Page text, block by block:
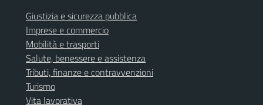
Giustizia e sicurezza pubblica
Imprese e commercio
Mobilità e trasporti
Salute, benessere e assistenza
Tributi, finanze e contravvenzioni
Turismo
Vita lavorativa